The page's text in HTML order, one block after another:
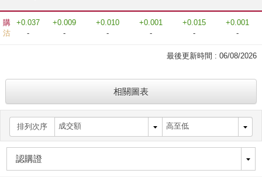
購
沽
+0.037
-
+0.009
-
+0.010
-
+0.001
-
+0.015
-
+0.001
-
最後更新時間 :06/08/2026
相關圖表
排列次序